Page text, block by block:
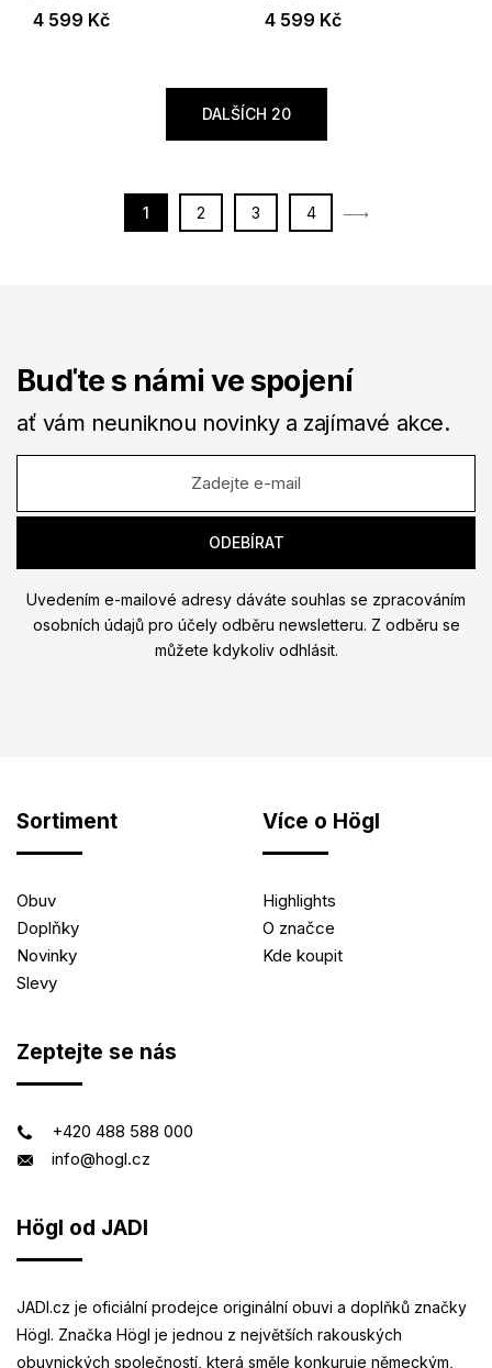
4 599 Kč 4 599 Kč
1 2 3 4
DALŠÍCH 20
Buďte s námi ve spojení
ať vám neuniknou novinky a zajímavé akce.
Uvedením e-mailové adresy dáváte souhlas se zpracováním
osobních údajů pro účely odběru newsletteru. Z odběru se
můžete kdykoliv odhlásit.
Sortiment
Obuv
Doplňky
Novinky
Slevy
Více o Högl
Highlights
O značce
Kde koupit
Zeptejte se nás
+420 488 588 000
info@hogl.cz
Högl od JADI
JADI.cz je oficiální prodejce originální obuvi a doplňků značky
Högl. Značka Högl je jednou z největších rakouských
obuvnických společností, která směle konkuruje německým,